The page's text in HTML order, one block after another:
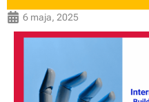
6 maja, 2025